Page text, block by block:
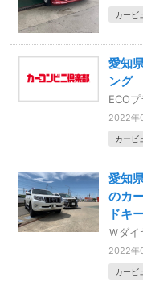
カービ
愛知
ング
ECO
2022年
カービ
愛知
のカ
ドキ
Ｗダイ
2022年
カービ